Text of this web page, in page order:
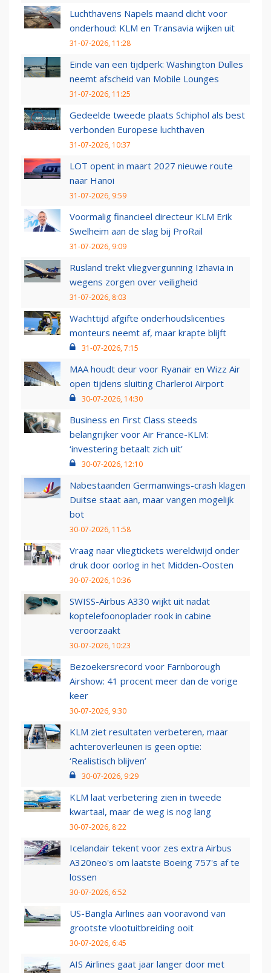
Luchthavens Napels maand dicht voor
onderhoud: KLM en Transavia wijken uit
31-07-2026, 11:28
Einde van een tijdperk: Washington Dulles
neemt afscheid van Mobile Lounges
31-07-2026, 11:25
Gedeelde tweede plaats Schiphol als best
verbonden Europese luchthaven
31-07-2026, 10:37
LOT opent in maart 2027 nieuwe route
naar Hanoi
31-07-2026, 9:59
Voormalig financieel directeur KLM Erik
Swelheim aan de slag bij ProRail
31-07-2026, 9:09
Rusland trekt vliegvergunning Izhavia in
wegens zorgen over veiligheid
31-07-2026, 8:03
Wachttijd afgifte onderhoudslicenties
monteurs neemt af, maar krapte blijft
31-07-2026, 7:15
MAA houdt deur voor Ryanair en Wizz Air
open tijdens sluiting Charleroi Airport
30-07-2026, 14:30
Business en First Class steeds
belangrijker voor Air France-KLM:
‘investering betaalt zich uit’
30-07-2026, 12:10
Nabestaanden Germanwings-crash klagen
Duitse staat aan, maar vangen mogelijk
bot
30-07-2026, 11:58
Vraag naar vliegtickets wereldwijd onder
druk door oorlog in het Midden-Oosten
30-07-2026, 10:36
SWISS-Airbus A330 wijkt uit nadat
koptelefoonoplader rook in cabine
veroorzaakt
30-07-2026, 10:23
Bezoekersrecord voor Farnborough
Airshow: 41 procent meer dan de vorige
keer
30-07-2026, 9:30
KLM ziet resultaten verbeteren, maar
achteroverleunen is geen optie:
‘Realistisch blijven’
30-07-2026, 9:29
KLM laat verbetering zien in tweede
kwartaal, maar de weg is nog lang
30-07-2026, 8:22
Icelandair tekent voor zes extra Airbus
A320neo's om laatste Boeing 757's af te
lossen
30-07-2026, 6:52
US-Bangla Airlines aan vooravond van
grootste vlootuitbreiding ooit
30-07-2026, 6:45
AIS Airlines gaat jaar langer door met